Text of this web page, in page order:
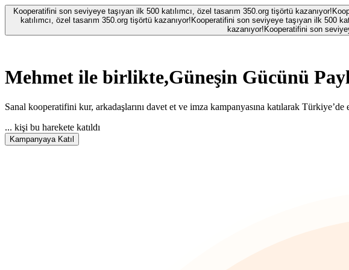
Kooperatifini son seviyeye taşıyan ilk 500 katılımcı, özel tasarım 350.org tişörtü kazanıyor!
katılımcı, özel tasarım 350.org tişörtü kazanıyor! Kooperatifini son seviyeye taşıyan ilk 500
kazanıyor! Kooperatifini son
Mehmet ile birlikte,Güneşin Gücünü
Sanal kooperatifini kur, arkadaşlarını davet et ve imza kampanyasına katılarak
... kişi bu harekete katıldı
Kampanyaya Katıl